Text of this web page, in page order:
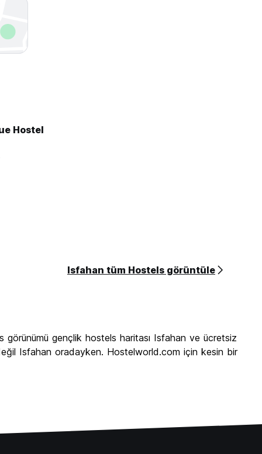
Hostel
Isfahan tüm Hostels görüntüle
gençlik hostels haritası Isfahan ve ücretsiz
Isfahan oradayken. Hostelworld.com için kesin bir